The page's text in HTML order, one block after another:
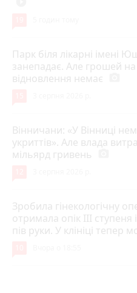
Парк біля лікарні імені
занепадає. Але грошей
відновлення немає
Вінничани: «У Вінниці
укриттів». Але влада
мільярд гривень
Зробила гінекологічну
отримала опік ІІІ ступеня
пів руки. У клініці тепер